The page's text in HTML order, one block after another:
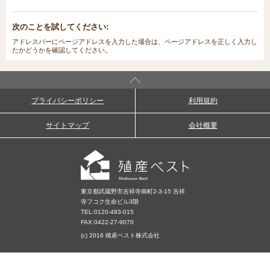
次のことを試してください:
アドレスバーにページアドレスを入力した場合は、ページアドレスを正しく入力し
たかどうかを確認してください。
プライバシーポリシー 利用規約
サイトマップ 会社概要
東京都武蔵野市吉祥寺南町2-3-15 吉祥
寺フコク生命ビル3階
TEL:0120-493-015
FAX:0422-27-9070
(c) 2016 殖産ベスト株式会社